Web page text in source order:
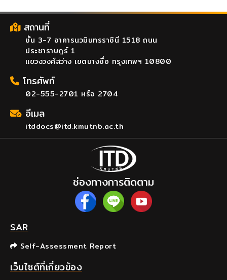
สถานที่
ชั้น 3-7 อาคารนวมินทรราชินี 1518 ถนน
ประชาราษฎร์ 1
แขวงวงศ์สว่าง เขตบางซื่อ กรุงเทพฯ 10800
โทรศัพท์
02-555-2701 หรือ 2704
อีเมล
itddocs@itd.kmutnb.ac.th
ช่องทางการติดตาม
SAR
Self-Assessment Report
เว็บไซต์ที่เกี่ยวข้อง